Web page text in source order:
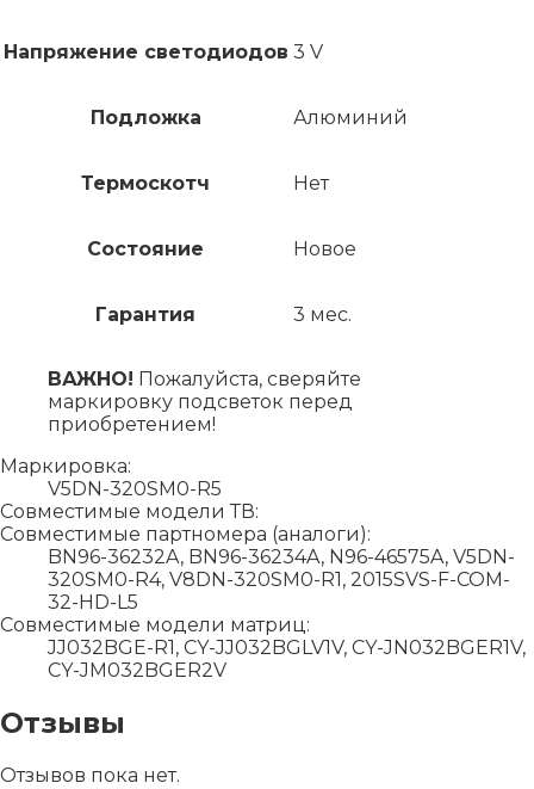
Напряжение светодиодов 3 V
Подложка Алюминий
Термоскотч Нет
Состояние Новое
Гарантия 3 мес.
ВАЖНО! Пожалуйста, сверяйте
маркировку подсветок перед
приобретением!
Маркировка:
V5DN-320SM0-R5
Совместимые модели ТВ:
Совместимые партномера (аналоги):
BN96-36232A, BN96-36234A, N96-46575A, V5DN-
320SM0-R4, V8DN-320SM0-R1, 2015SVS-F-COM-
32-HD-L5
Совместимые модели матриц:
JJ032BGE-R1, CY-JJ032BGLV1V, CY-JN032BGER1V,
CY-JM032BGER2V
Отзывы
Отзывов пока нет.